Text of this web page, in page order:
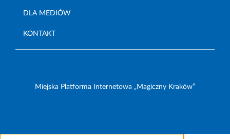
DLA MEDIÓW
KONTAKT
Miejska Platforma Internetowa „Magiczny Kraków”